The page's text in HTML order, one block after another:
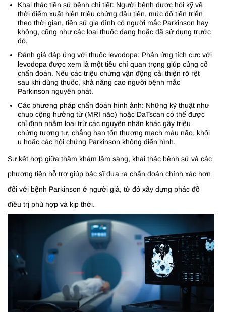
Khai thác tiền sử bệnh chi tiết: Người bệnh được hỏi kỹ về
thời điểm xuất hiện triệu chứng đầu tiên, mức độ tiến triển
theo thời gian, tiền sử gia đình có người mắc Parkinson hay
không, cũng như các loại thuốc đang hoặc đã sử dụng trước
đó.
Đánh giá đáp ứng với thuốc levodopa: Phản ứng tích cực với
levodopa được xem là một tiêu chí quan trọng giúp củng cố
chẩn đoán. Nếu các triệu chứng vận động cải thiện rõ rệt
sau khi dùng thuốc, khả năng cao người bệnh mắc
Parkinson nguyên phát.
Các phương pháp chẩn đoán hình ảnh: Những kỹ thuật như
chụp cộng hưởng từ (MRI não) hoặc DaTscan có thể được
chỉ định nhằm loại trừ các nguyên nhân khác gây triệu
chứng tương tự, chẳng hạn tổn thương mạch máu não, khối
u hoặc các hội chứng Parkinson không điển hình.
Sự kết hợp giữa thăm khám lâm sàng, khai thác bệnh sử và các
phương tiện hỗ trợ giúp bác sĩ đưa ra chẩn đoán chính xác hơn
đối với bệnh Parkinson ở người già, từ đó xây dựng phác đồ
điều trị phù hợp và kịp thời.